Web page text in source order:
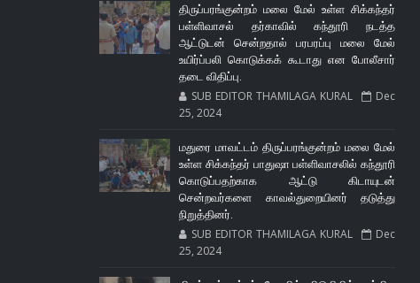
திருப்பரங்குன்றம் மலை மேல் உள்ள சிக்கந்தர்
பள்ளிவாசல் தர்காவில் கந்தூரி நடத்த
ஆட்டுடன் சென்றதால் பரபரப்பு மலை மேல்
உயிர்ப்பலி கொடுக்கக் கூடாது என போலீசார்
தடை விதிப்பு.
SUB EDITOR THAMILAGA KURAL
Dec
25, 2024
மதுரை மாவட்டம் திருப்பரங்குன்றம் மலை மேல்
உள்ள சிக்கந்தர் பாதுஷா பள்ளிவாசலில் கந்தூரி
கொடுப்பதற்காக ஆட்டு கிடாயுடன்
சென்றவர்களை காவல்துறையினர் தடுத்து
நிறுத்தினர்.
SUB EDITOR THAMILAGA KURAL
Dec
25, 2024